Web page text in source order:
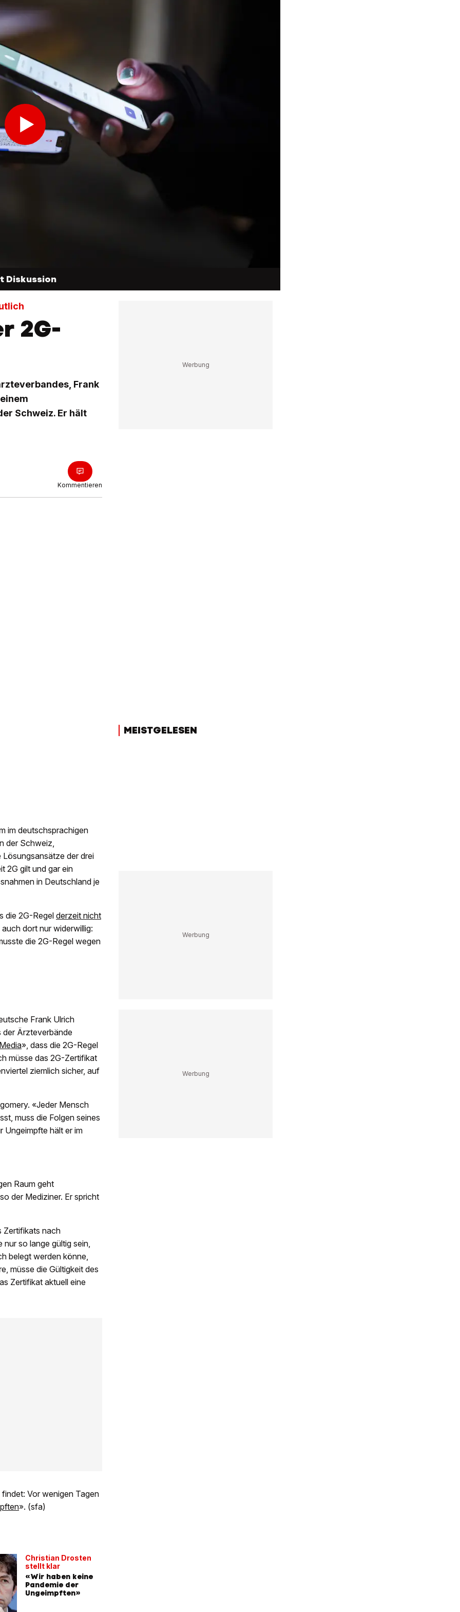
Diskussion
2G-
Frank
Schweiz. Er hält
Kommentieren
im deutschsprachigen
der Schweiz,
Lösungsansätze der drei
2G gilt und gar ein
in Deutschland je
die 2G-Regel derzeit nicht
dort nur widerwillig:
die 2G-Regel wegen
Frank Ulrich
der Ärzteverbände
», dass die 2G-Regel
müsse das 2G-Zertifikat
ziemlich sicher, auf
«Jeder Mensch
muss die Folgen seines
hält er im
Raum geht
der Mediziner. Er spricht
Zertifikats nach
so lange gültig sein,
belegt werden könne,
müsse die Gültigkeit des
Zertifikat aktuell eine
Vor wenigen Tagen
». (sfa)
Christian Drosten
stellt klar
«Wir haben keine
Pandemie der
Ungeimpften»
MEISTGELESEN